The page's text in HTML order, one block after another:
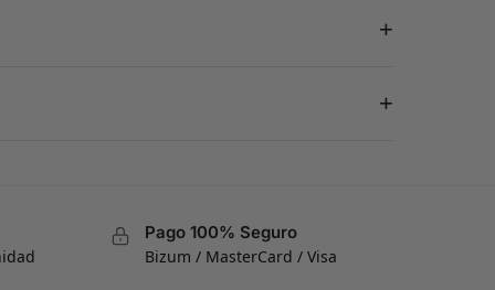
+
+
Pago 100% Seguro
Bizum / MasterCard / Visa